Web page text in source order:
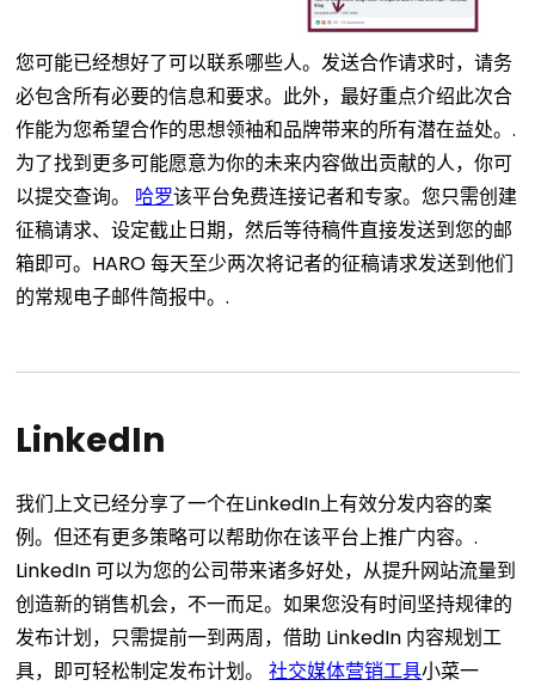
您可能已经想好了可以联系哪些人。发送合作请求时，请务
必包含所有必要的信息和要求。此外，最好重点介绍此次合
作能为您希望合作的思想领袖和品牌带来的所有潜在益处。.
为了找到更多可能愿意为你的未来内容做出贡献的人，你可
以提交查询。 哈罗该平台免费连接记者和专家。您只需创建
征稿请求、设定截止日期，然后等待稿件直接发送到您的邮
箱即可。HARO 每天至少两次将记者的征稿请求发送到他们
的常规电子邮件简报中。.
LinkedIn
我们上文已经分享了一个在LinkedIn上有效分发内容的案
例。但还有更多策略可以帮助你在该平台上推广内容。.
LinkedIn 可以为您的公司带来诸多好处，从提升网站流量到
创造新的销售机会，不一而足。如果您没有时间坚持规律的
发布计划，只需提前一到两周，借助 LinkedIn 内容规划工
具，即可轻松制定发布计划。社交媒体营销工具小菜一